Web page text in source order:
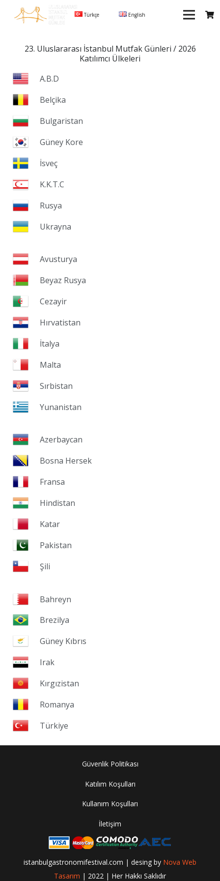
Türkçe English
23. Uluslararası İstanbul Mutfak Günleri / 2026
Katılımcı Ülkeleri
A.B.D
Belçika
Bulgaristan
Güney Kore
İsveç
K.K.T.C
Rusya
Ukrayna
Avusturya
Beyaz Rusya
Cezayir
Hırvatistan
İtalya
Malta
Sırbistan
Yunanistan
Azerbaycan
Bosna Hersek
Fransa
Hindistan
Katar
Pakistan
Şili
Bahreyn
Brezilya
Güney Kıbrıs
Irak
Kırgızistan
Romanya
Türkiye
Güvenlik Politikası
Katılım Koşulları
Kullanım Koşulları
İletişim
istanbulgastronomifestival.com | desing by Nova Web
Tasarım | 2022 | Her Hakkı Saklıdır